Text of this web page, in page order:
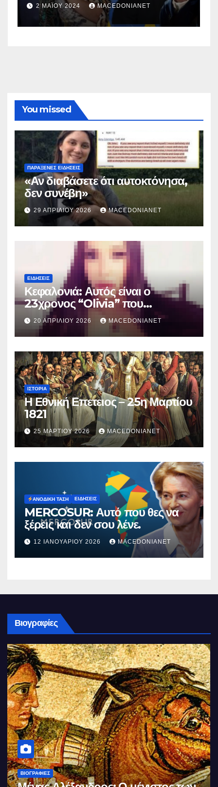
2 ΜΑΪ́ΟΥ 2024 MACEDONIANET
You missed
ΠΑΡΆΞΕΝΕΣ ΕΙΔΉΣΕΙΣ
«Αν διαβάσετε ότι αυτοκτόνησα,
δεν συνέβη»
29 ΑΠΡΙΛΊΟΥ 2026 MACEDONIANET
ΕΙΔΉΣΕΙΣ
Κεφαλονιά: Αυτός είναι ο
23χρονος “Olivia” που
κατηγορείται για τον θάνατο της
Μυρτούς
20 ΑΠΡΙΛΊΟΥ 2026 MACEDONIANET
ΙΣΤΟΡΊΑ
Η Εθνική Επετειος – 25η Μαρτίου
1821
25 ΜΑΡΤΊΟΥ 2026 MACEDONIANET
ΑΝΟΔΙΚΉ ΤΆΣΗ ΕΙΔΉΣΕΙΣ
MERCOSUR: Αυτό που θες να
ξέρεις και δεν σου λένε.
12 ΙΑΝΟΥΑΡΊΟΥ 2026 MACEDONIANET
Βιογραφίες
ΒΙΟΓΡΑΦΊΕΣ